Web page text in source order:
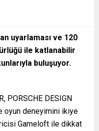
uyarlaması ve 120
ile katlanabilir
buluşuyor.
PORSCHE DESIGN
oyun deneyimini ikiye
Gameloft ile dikkat